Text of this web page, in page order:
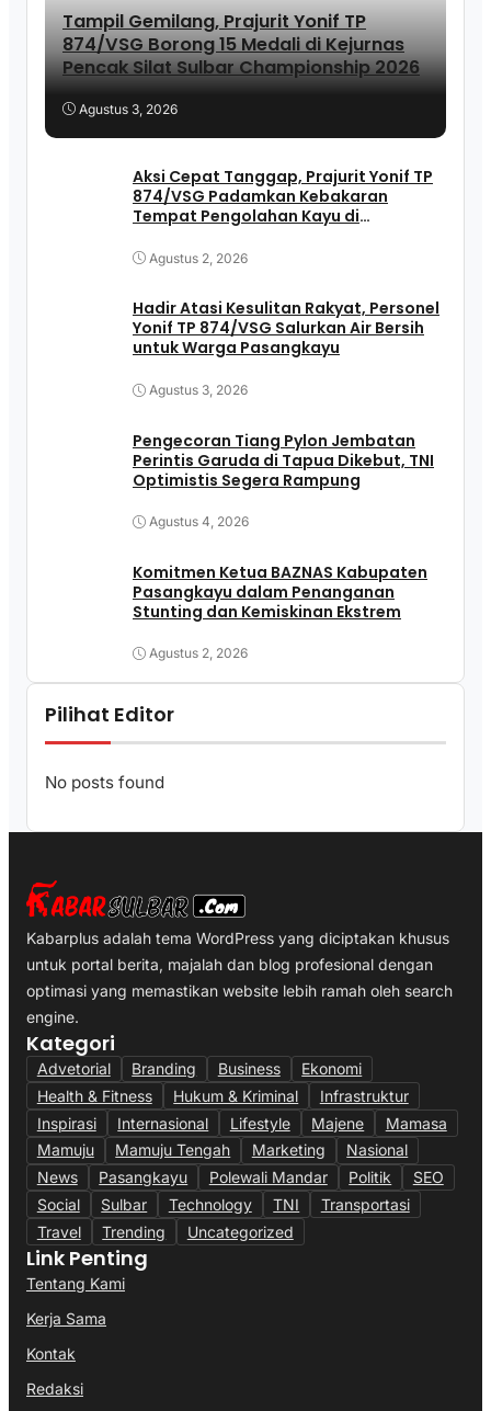
Tampil Gemilang, Prajurit Yonif TP
874/VSG Borong 15 Medali di Kejurnas
Pencak Silat Sulbar Championship 2026
Agustus 3, 2026
Aksi Cepat Tanggap, Prajurit Yonif TP
874/VSG Padamkan Kebakaran
Tempat Pengolahan Kayu di
Agustus 2, 2026
Hadir Atasi Kesulitan Rakyat, Personel
Yonif TP 874/VSG Salurkan Air Bersih
untuk Warga Pasangkayu
Agustus 3, 2026
Pengecoran Tiang Pylon Jembatan
Perintis Garuda di Tapua Dikebut, TNI
Optimistis Segera Rampung
Agustus 4, 2026
Komitmen Ketua BAZNAS Kabupaten
Pasangkayu dalam Penanganan
Stunting dan Kemiskinan Ekstrem
Agustus 2, 2026
Pilihat Editor
No posts found
Kabarplus adalah tema WordPress yang diciptakan khusus
untuk portal berita, majalah dan blog profesional dengan
optimasi yang memastikan website lebih ramah oleh search
engine.
Kategori
Advetorial Branding Business
Ekonomi
Health & Fitness
Hukum & Kriminal
Infrastruktur
Inspirasi
Internasional Lifestyle Majene
Mamasa
Mamuju
Mamuju Tengah Marketing
Nasional
News
Pasangkayu Polewali Mandar Politik
SEO
Social
Sulbar Technology TNI
Transportasi
Travel
Trending Uncategorized
Link Penting
Tentang Kami
Kerja Sama
Kontak
Redaksi